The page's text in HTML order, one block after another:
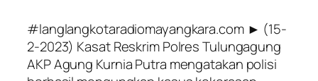
#langlangkotaradiomayangkara.com ► (15-
2-2023) Kasat Reskrim Polres Tulungagung
AKP Agung Kurnia Putra mengatakan polisi